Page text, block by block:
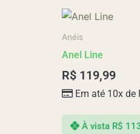
Anéis
Anel Line
R$ 119,99
Em até 10x de
À vista R$